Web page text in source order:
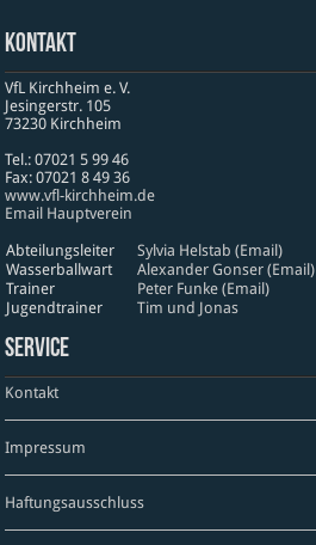
Kontakt
VfL Kirchheim e. V.
Jesinger­str. 105
73230 Kirch­heim
Tel.: 07021 5 99 46
Fax: 07021 8 49 36
www​.vfl​-kirch​heim​.de
Email Hauptverein
Abteilungsleiter
Sylvia Helstab (Email)
Wasserballwart
Alexander Gonser (Email)
Trainer
Peter Funke (Email)
Jugendtrainer
Tim und Jonas
Service
Kontakt
Impressum
Haftungsausschluss